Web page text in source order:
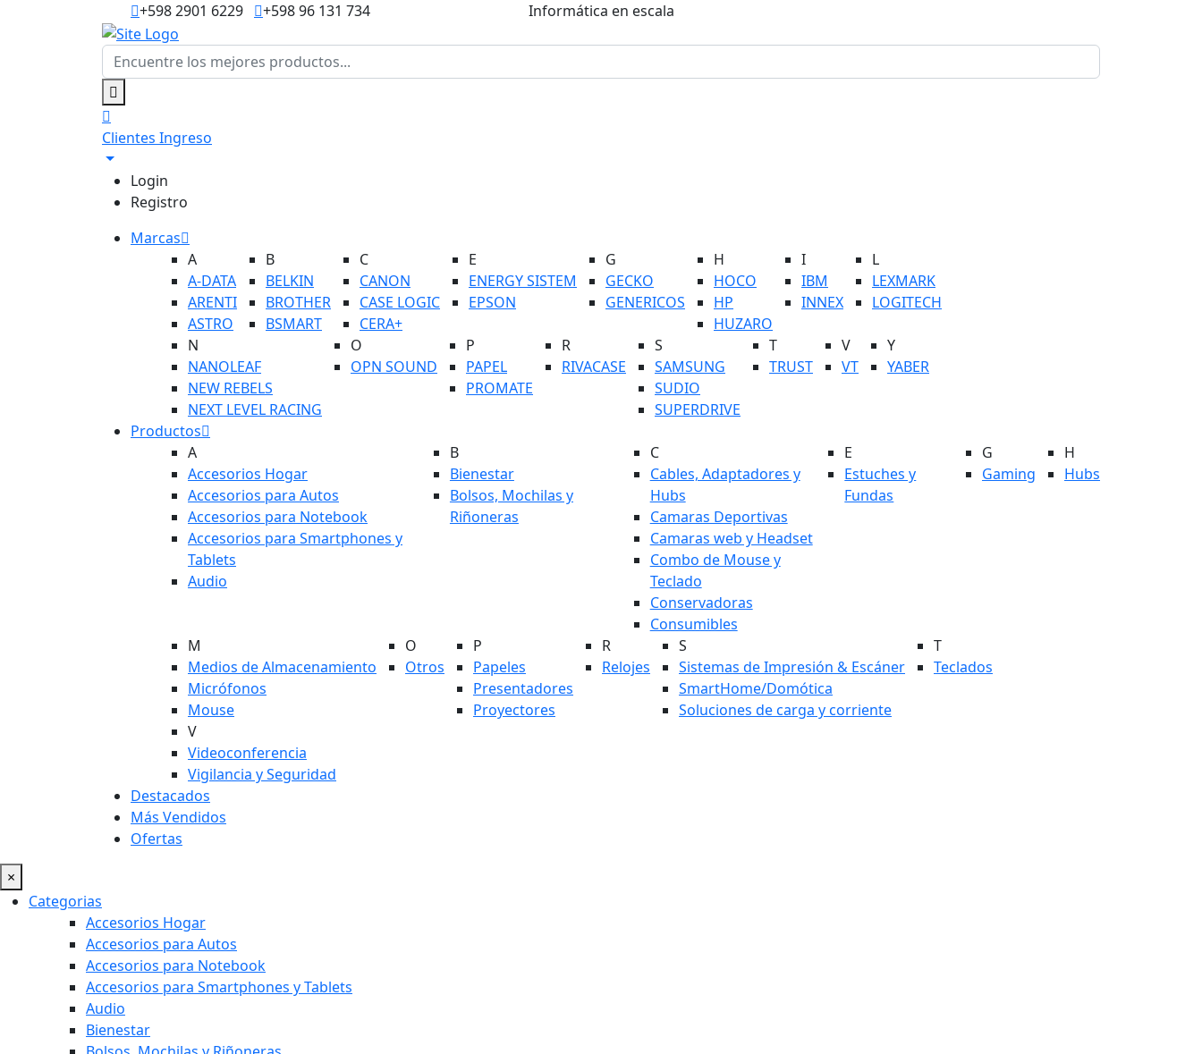
+598 2901 6229 +598 96 131 734 Informática en escala
Clientes Ingreso
Login
Registro
Marcas
A
A-DATA
ARENTI
ASTRO
B
BELKIN
BROTHER
BSMART
C
CANON
CASE LOGIC
CERA+
E
ENERGY SISTEM
EPSON
G
GECKO
GENERICOS
H
HOCO
HP
HUZARO
I
IBM
INNEX
L
LEXMARK
LOGITECH
N
NANOLEAF
NEW REBELS
NEXT LEVEL RACING
O
OPN SOUND
P
PAPEL
PROMATE
R
RIVACASE
S
SAMSUNG
SUDIO
SUPERDRIVE
T
TRUST
V
VT
Y
YABER
Productos
A
Accesorios Hogar
Accesorios para Autos
Accesorios para Notebook
Accesorios para Smartphones y
Tablets
Audio
B
Bienestar
Bolsos, Mochilas y
Riñoneras
C
Cables, Adaptadores y
Hubs
Camaras Deportivas
Camaras web y Headset
Combo de Mouse y
Teclado
Conservadoras
Consumibles
E
Estuches y
Fundas
G
Gaming
H
Hubs
M
Medios de Almacenamiento
Micrófonos
Mouse
O
Otros
P
Papeles
Presentadores
Proyectores
R
Relojes
S
Sistemas de Impresión & Escáner
SmartHome/Domótica
Soluciones de carga y corriente
T
Teclados
V
Videoconferencia
Vigilancia y Seguridad
Destacados
Más Vendidos
Ofertas
×
Categorias
Accesorios Hogar
Accesorios para Autos
Accesorios para Notebook
Accesorios para Smartphones y Tablets
Audio
Bienestar